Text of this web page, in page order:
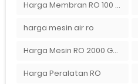
Harga Membran RO 100 gpd
harga mesin air ro
Harga Mesin RO 2000 GPD
Harga Peralatan RO